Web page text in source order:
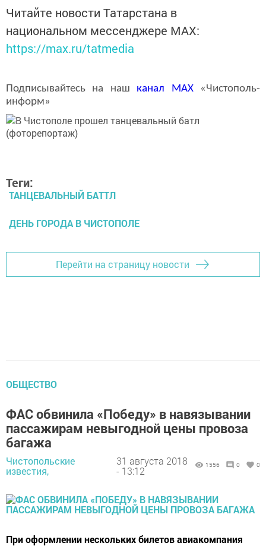
Читайте новости Татарстана в
национальном мессенджере MАХ:
https://max.ru/tatmedia
Подписывайтесь на наш канал MAX«Чистополь-
информ»
Теги:
ТАНЦЕВАЛЬНЫЙ БАТТЛ
ДЕНЬ ГОРОДА В ЧИСТОПОЛЕ
Перейти на страницу новости
ОБЩЕСТВО
ФАС обвинила «Победу» в навязывании
пассажирам невыгодной цены провоза
багажа
Чистопольские
известия,
31 августа 2018
- 13:12
1556 0 0
При оформлении нескольких билетов авиакомпания